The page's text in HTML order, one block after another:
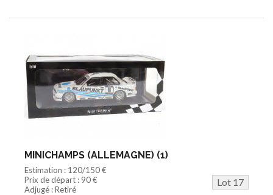
MINICHAMPS (ALLEMAGNE) (1)
Estimation : 120/150 €
Prix de départ : 90 €
Lot 17
Adjugé : Retiré